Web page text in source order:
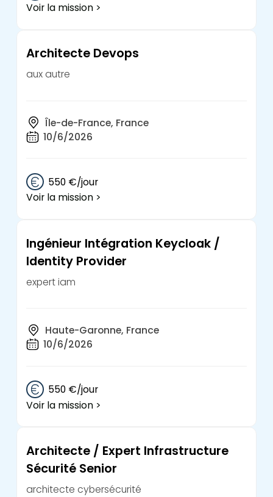
Voir la mission >
Architecte Devops
aux autre
Île-de-France, France
10/6/2026
550 €/jour
Voir la mission >
Ingénieur Intégration Keycloak /
Identity Provider
expert iam
Haute-Garonne, France
10/6/2026
550 €/jour
Voir la mission >
Architecte / Expert Infrastructure
Sécurité Senior
architecte cybersécurité